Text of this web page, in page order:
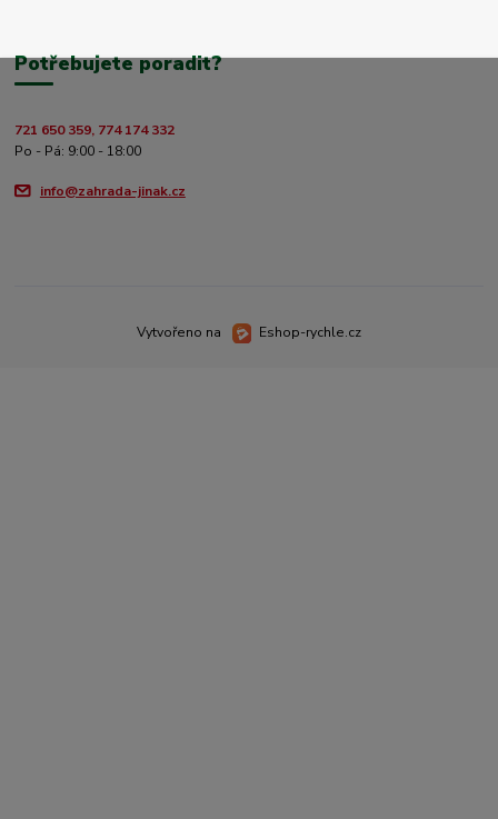
Potřebujete poradit?
721 650 359, 774 174 332
Po - Pá: 9:00 - 18:00
info@zahrada-jinak.cz
Vytvořeno na Eshop-rychle.cz